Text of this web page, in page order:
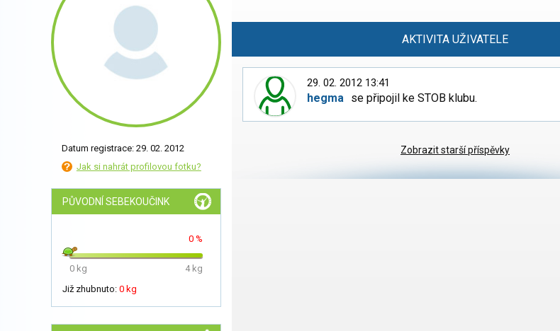
Datum registrace: 29. 02. 2012
Jak si nahrát profilovou fotku?
PŮVODNÍ SEBEKOUČINK
0 %
0 kg
4 kg
Již zhubnuto: 0 kg
AKTIVITA UŽIVATELE
29. 02. 2012 13:41
hegma se připojil ke STOB klubu.
Zobrazit starší příspěvky